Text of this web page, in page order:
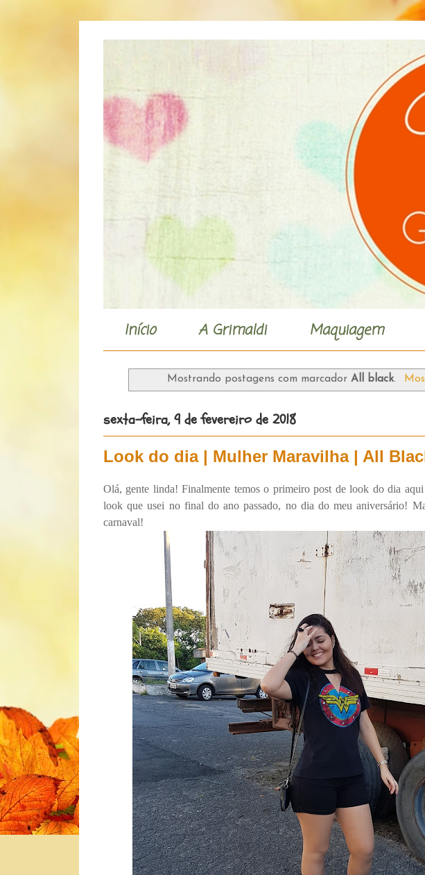
Início A Grimaldi Maquiagem
Mostrando postagens com marcadorAll black.
sexta-feira, 9 de fevereiro de 2018
Look do dia | Mulher Maravilha | All
Olá, gente linda! Finalmente temos o primeiro post de look do dia
look que usei no final do ano passado, no dia do meu aniversário!
carnaval!